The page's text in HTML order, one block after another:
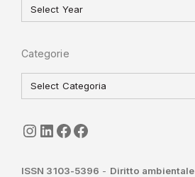
Categorie
seguici
LinkedIn
ISGI-CNRSapienza
ISSN 3103-5396 - Diritto ambientale